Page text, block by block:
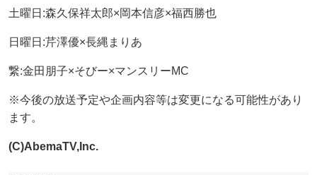
土曜日:森久保祥太郎×岡本信彦×福西勝也
日曜日:芹澤優×長縄まりあ
繋:金田朋子×そびー×マンスリーMC
※今後の放送予定や企画内容等は変更になる可能性があり
ます。
(C)AbemaTV,Inc.